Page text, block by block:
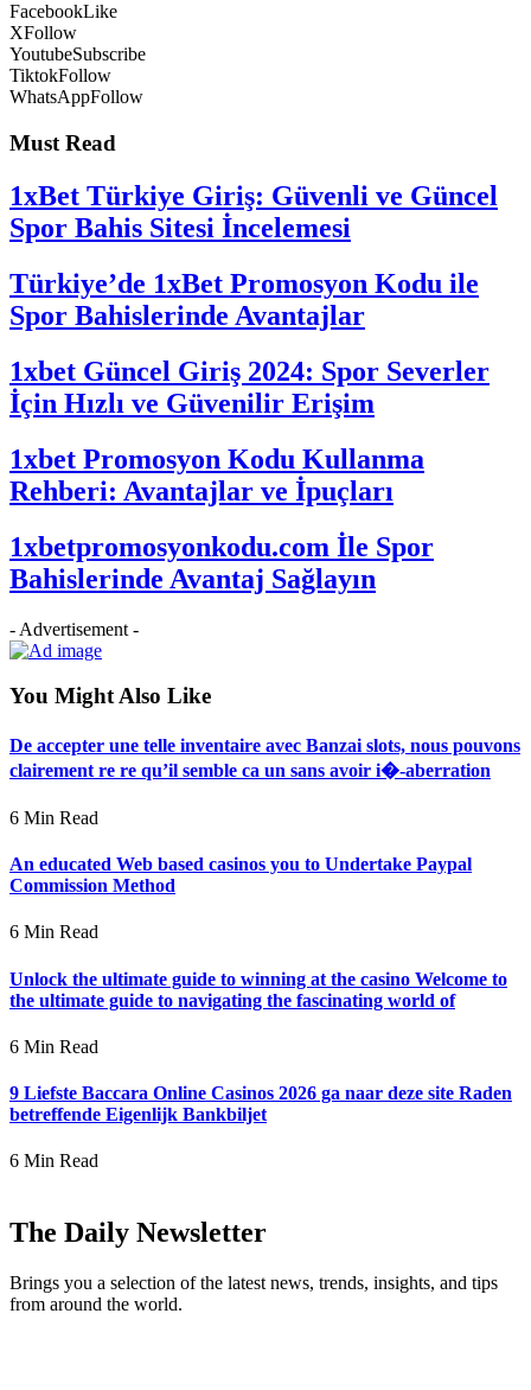
FacebookLike
XFollow
YoutubeSubscribe
TiktokFollow
WhatsAppFollow
Must Read
1xBet Türkiye Giriş: Güvenli ve Güncel
Spor Bahis Sitesi İncelemesi
Türkiye’de 1xBet Promosyon Kodu ile
Spor Bahislerinde Avantajlar
1xbet Güncel Giriş 2024: Spor Severler
İçin Hızlı ve Güvenilir Erişim
1xbet Promosyon Kodu Kullanma
Rehberi: Avantajlar ve İpuçları
1xbetpromosyonkodu.com İle Spor
Bahislerinde Avantaj Sağlayın
- Advertisement -
You Might Also Like
De accepter une telle inventaire avec Banzai slots, nous pouvons
clairement re re qu’il semble ca un sans avoir i�-aberration
6 Min Read
An educated Web based casinos you to Undertake Paypal
Commission Method
6 Min Read
Unlock the ultimate guide to winning at the casino Welcome to
the ultimate guide to navigating the fascinating world of
6 Min Read
9 Liefste Baccara Online Casinos 2026 ga naar deze site Raden
betreffende Eigenlijk Bankbiljet
6 Min Read
The Daily Newsletter
Brings you a selection of the latest news, trends, insights, and tips
from around the world.